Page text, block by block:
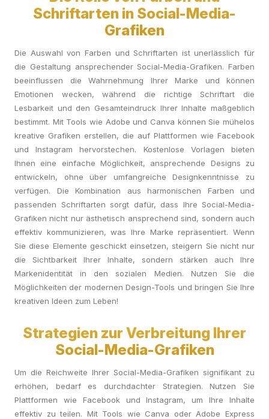
Schriftarten in Social-Media-
Grafiken
Die Auswahl von Farben und Schriftarten ist unerlässlich für
die Gestaltung ansprechender Social-Media-Grafiken. Farben
beeinflussen die Wahrnehmung Ihrer Marke und können
Emotionen wecken, während die richtige Schriftart die
Lesbarkeit und den Gesamteindruck Ihrer Inhalte maßgeblich
bestimmt. Mit Tools wie Adobe und Canva können Sie mühelos
kreative Grafiken erstellen, die auf Plattformen wie Facebook
und Instagram hervorstechen. Kostenlose Vorlagen bieten
Ihnen eine einfache Möglichkeit, ansprechende Designs zu
entwickeln, ohne über umfangreiche Designkenntnisse zu
verfügen. Die Kombination aus harmonischen Farben und
passenden Schriftarten sorgt dafür, dass Ihre Social-Media-
Grafiken nicht nur ästhetisch ansprechend sind, sondern auch
effektiv kommunizieren, was Ihre Marke repräsentiert. Wenn
Sie diese Elemente geschickt einsetzen, steigern Sie nicht nur
die Sichtbarkeit Ihrer Inhalte, sondern stärken auch Ihre
Markenidentität in den sozialen Medien. Nutzen Sie die
Möglichkeiten der modernen Design-Tools und bringen Sie Ihre
kreativen Ideen zum Leben!
Strategien zur Verbreitung Ihrer
Social-Media-Grafiken
Um die Reichweite Ihrer Social-Media-Grafiken signifikant zu
erhöhen, bedarf es durchdachter Strategien. Nutzen Sie
Plattformen wie Facebook und Instagram, um Ihre Inhalte
effektiv zu teilen. Mit Tools wie Canva oder Adobe Express